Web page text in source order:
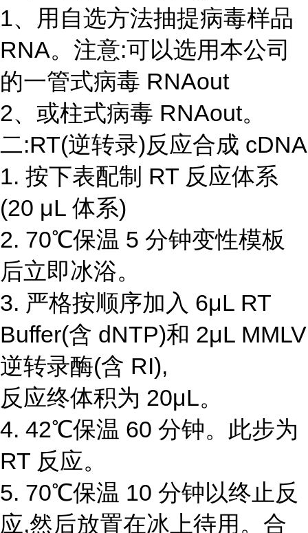
1、用自选方法抽提病毒样品
RNA。注意:可以选用本公司
的一管式病毒 RNAout
2、或柱式病毒 RNAout。
二:RT(逆转录)反应合成 cDNA
1. 按下表配制 RT 反应体系
(20 μL 体系)
2. 70℃保温 5 分钟变性模板
后立即冰浴。
3. 严格按顺序加入 6μL RT
Buffer(含 dNTP)和 2μL MMLV
逆转录酶(含 RI),
反应终体积为 20μL。
4. 42℃保温 60 分钟。此步为
RT 反应。
5. 70℃保温 10 分钟以终止反
应,然后放置在冰上待用。合